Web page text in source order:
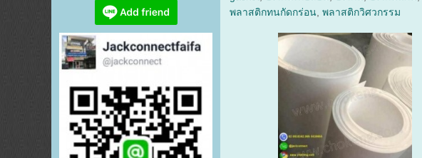
พลาสติกทนกัดกร่อน ,พลาสติกวิศวกรรม